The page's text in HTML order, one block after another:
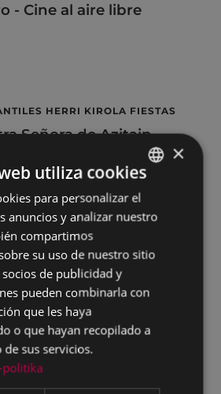
- Cine al aire libre
HERRI KIROLA FIESTAS
Señora de Azitain
libre
- Cine al aire libre
BASQUE
SPANISH
×
utiliza cookies
para personalizar el
anuncios y analizar nuestro
compartimos
su uso de nuestro sitio
de publicidad y
pueden combinarla con
que les haya
o que hayan recopilado a
sus servicios.
politika